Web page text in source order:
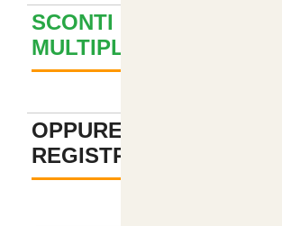
SCONTI PER ACQUISTI
MULTIPLI ? GUARDA QUI
OPPURE PAGA SENZA
REGISTRAZIONE